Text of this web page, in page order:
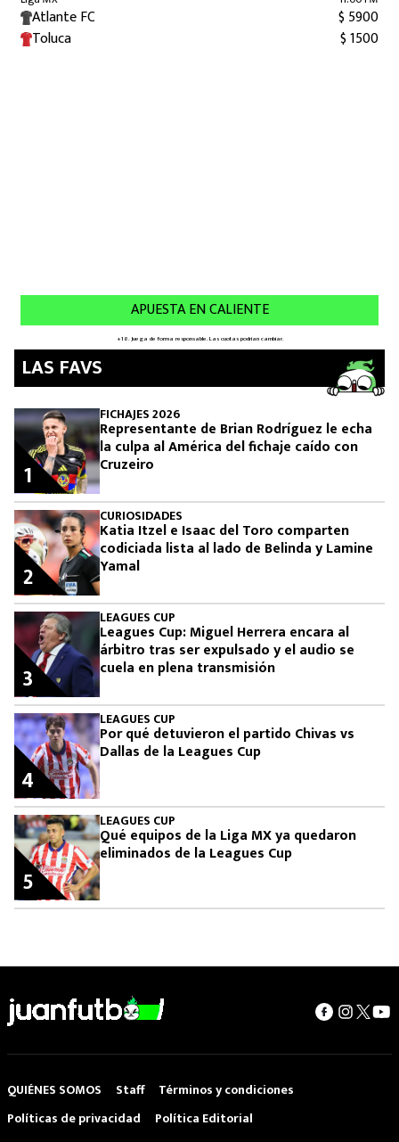
LAS FAVS
FICHAJES 2026
Representante de Brian Rodríguez le echa
la culpa al América del fichaje caído con
Cruzeiro
1
CURIOSIDADES
Katia Itzel e Isaac del Toro comparten
codiciada lista al lado de Belinda y Lamine
Yamal
2
LEAGUES CUP
Leagues Cup: Miguel Herrera encara al
árbitro tras ser expulsado y el audio se
cuela en plena transmisión
3
LEAGUES CUP
Por qué detuvieron el partido Chivas vs
Dallas de la Leagues Cup
4
LEAGUES CUP
Qué equipos de la Liga MX ya quedaron
eliminados de la Leagues Cup
5
QUIÉNES SOMOS Staff
Términos y condiciones
Políticas de privacidad
Política Editorial